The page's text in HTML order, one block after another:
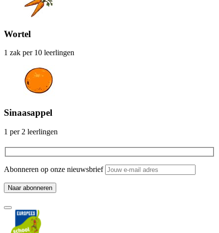
Wortel
1 zak per 10 leerlingen
Sinaasappel
1 per 2 leerlingen
Abonneren op onze nieuwsbrief